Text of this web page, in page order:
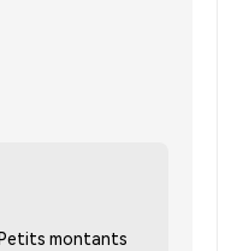
montants